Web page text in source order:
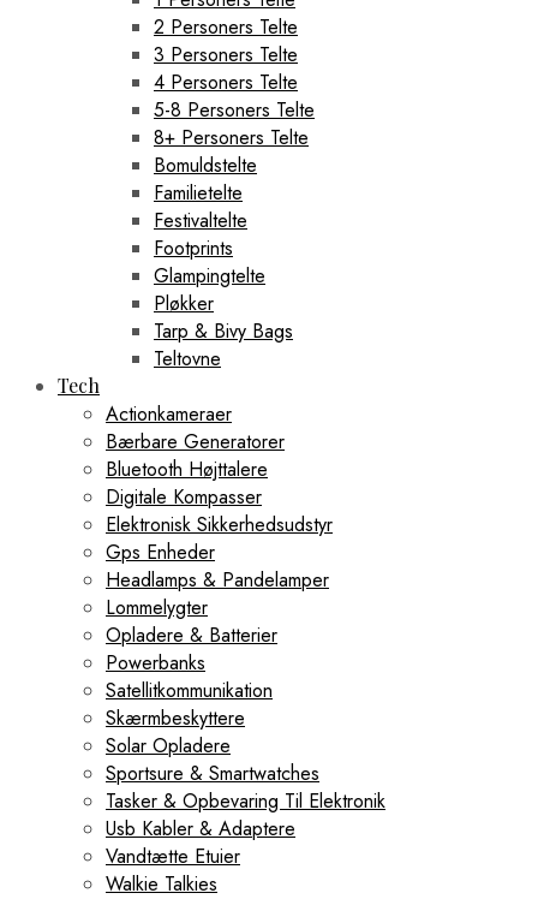
2 Personers Telte
3 Personers Telte
4 Personers Telte
5-8 Personers Telte
8+ Personers Telte
Bomuldstelte
Familietelte
Festivaltelte
Footprints
Glampingtelte
Pløkker
Tarp & Bivy Bags
Teltovne
Tech
Actionkameraer
Bærbare Generatorer
Bluetooth Højttalere
Digitale Kompasser
Elektronisk Sikkerhedsudstyr
Gps Enheder
Headlamps & Pandelamper
Lommelygter
Opladere & Batterier
Powerbanks
Satellitkommunikation
Skærmbeskyttere
Solar Opladere
Sportsure & Smartwatches
Tasker & Opbevaring Til Elektronik
Usb Kabler & Adaptere
Vandtætte Etuier
Walkie Talkies